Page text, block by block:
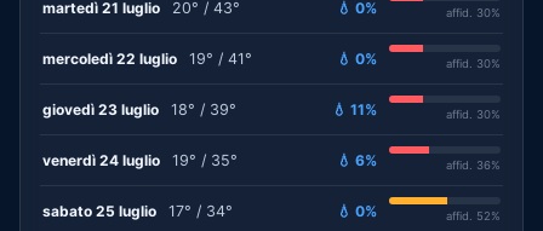
martedì 21 luglio 20° / 43° 💧 0% affid. 30%
mercoledì 22 luglio 19° / 41° 💧 0% affid. 30%
giovedì 23 luglio 18° / 39° 💧 11% affid. 30%
venerdì 24 luglio 19° / 35° 💧 6% affid. 36%
sabato 25 luglio 17° / 34° 💧 0% affid. 52%